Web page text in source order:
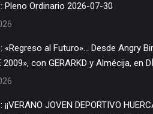
📹 Video: Pleno Ordinario 2026-07-30
2009», con GERARKD y Almécija, en
a